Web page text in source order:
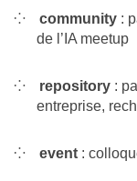
community :
de l’IA meetup
repository :
entreprise,
event :